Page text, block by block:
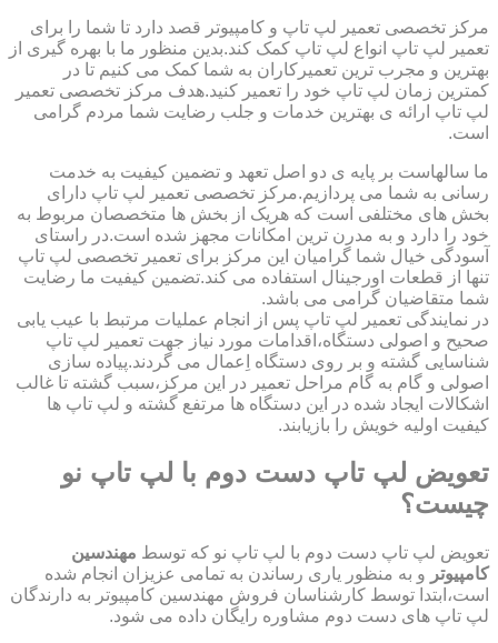
مرکز تخصصی تعمیر لپ تاپ و کامپیوتر قصد دارد تا شما را برای
تعمیر لپ تاپ انواع لپ تاپ کمک کند.بدین منظور ما با بهره گیری از
بهترین و مجرب ترین تعمیرکاران به شما کمک می کنیم تا در
کمترین زمان لپ تاپ خود را تعمیر کنید.هدف مرکز تخصصی تعمیر
لپ تاپ ارائه ی بهترین خدمات و جلب رضایت شما مردم گرامی
است.
ما سالهاست بر پایه ی دو اصل تعهد و تضمین کیفیت به خدمت
رسانی به شما می پردازیم.مرکز تخصصی تعمیر لپ تاپ دارای
بخش های مختلفی است که هریک از بخش ها متخصصان مربوط به
خود را دارد و به مدرن ترین امکانات مجهز شده است.در راستای
آسودگی خیال شما گرامیان این مرکز برای تعمیر تخصصی لپ تاپ
تنها از قطعات اورجینال استفاده می کند.تضمین کیفیت ما رضایت
شما متقاضیان گرامی می باشد.
در نمایندگی تعمیر لپ تاپ پس از انجام عملیات مرتبط با عیب یابی
صحیح و اصولی دستگاه،اقدامات مورد نیاز جهت تعمیر لپ تاپ
شناسایی گشته و بر روی دستگاه اِعمال می گردند.پیاده سازی
اصولی و گام به گام مراحل تعمیر در این مرکز،سبب گشته تا غالب
اشکالات ایجاد شده در این دستگاه ها مرتفع گشته و لپ تاپ ها
کیفیت اولیه خویش را بازیابند.
تعویض لپ تاپ دست دوم با لپ تاپ نو
چیست؟
تعویض لپ تاپ دست دوم با لپ تاپ نو که توسط مهندسین
کامپیوتر و به منظور یاری رساندن به تمامی عزیزان انجام شده
است،ابتدا توسط کارشناسان فروش مهندسین کامپیوتر به دارندگان
لپ تاپ های دست دوم مشاوره رایگان داده می شود.